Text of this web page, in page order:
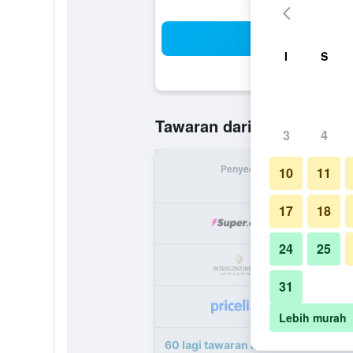
Tawaran daripadaRM 749
Penyedia
60 lagi tawaran Intercontinental
I S
3 4
10 11
17 18
24 25
31
Lebih murah